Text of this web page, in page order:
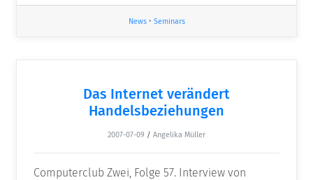
News• Seminars
Das Internet verändert
Handelsbeziehungen
2007-07-09 / Angelika Müller
Computerclub Zwei, Folge 57. Interview von